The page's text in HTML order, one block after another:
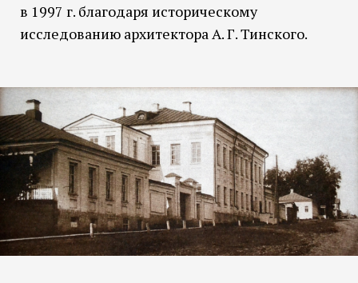
в 1997 г. благодаря историческому
исследованию архитектора А. Г. Тинского.